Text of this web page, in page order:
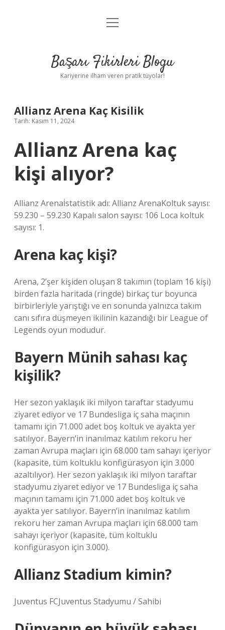
Anasayfa
Yasal Uyarı
menüyü
Başarı Fikirleri Blogu
Kariyerine ilham veren pratik tüyolar!
Allianz Arena Kaç Kisilik
Tarih: Kasım 11, 2024
Allianz Arena kaç
kişi alıyor?
Allianz Arenaİstatistik adı: Allianz ArenaKoltuk sayısı:
59.230 – 59.230 Kapalı salon sayısı: 106 Loca koltuk
sayısı: 1.
Arena kaç kişi?
Arena, 2’şer kişiden oluşan 8 takımın (toplam 16 kişi)
birden fazla haritada (ringde) birkaç tur boyunca
birbirleriyle yarıştığı ve en sonunda yalnızca takım
canı sıfıra düşmeyen ikilinin kazandığı bir League of
Legends oyun modudur.
Bayern Münih sahası kaç
kişilik?
Her sezon yaklaşık iki milyon taraftar stadyumu
ziyaret ediyor ve 17 Bundesliga iç saha maçının
tamamı için 71.000 adet boş koltuk ve ayakta yer
satılıyor. Bayern’in inanılmaz katılım rekoru her
zaman Avrupa maçları için 68.000 tam sahayı içeriyor
(kapasite, tüm koltuklu konfigürasyon için 3.000
azaltılıyor). Her sezon yaklaşık iki milyon taraftar
stadyumu ziyaret ediyor ve 17 Bundesliga iç saha
maçının tamamı için 71.000 adet boş koltuk ve
ayakta yer satılıyor. Bayern’in inanılmaz katılım
rekoru her zaman Avrupa maçları için 68.000 tam
sahayı içeriyor (kapasite, tüm koltuklu
konfigürasyon için 3.000).
Allianz Stadium kimin?
Juventus FCJuventus Stadyumu / Sahibi